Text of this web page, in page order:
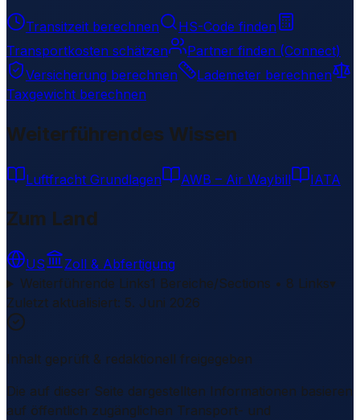
Transitzeit berechnen
HS-Code finden
Transportkosten schätzen
Partner finden (Connect)
Versicherung berechnen
Lademeter berechnen
Taxgewicht berechnen
Weiterführendes Wissen
Luftfracht Grundlagen AWB – Air Waybill IATA
Zum Land
US
Zoll & Abfertigung
Weiterführende Links1 Bereiche/Sections • 8 Links▾
Zuletzt aktualisiert: 5. Juni 2026
Inhalt geprüft & redaktionell freigegeben
Die auf dieser Seite dargestellten Informationen basieren
auf öffentlich zugänglichen Transport- und